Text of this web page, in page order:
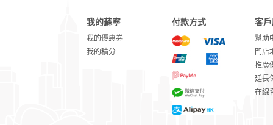
我的蘇寧
我的優惠券
我的積分
付款方式 客
幫助
門店
推廣
延長
在線